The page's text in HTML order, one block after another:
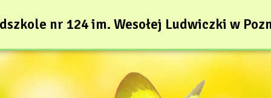
nr 124 im. Wesołej Ludwiczki w